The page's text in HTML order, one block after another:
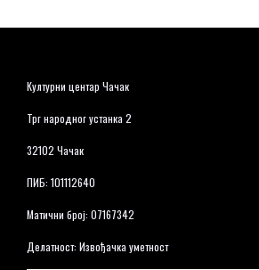
Културни центар Чачак
Трг народног устанка 2
32102 Чачак
ПИБ: 101112640
Матични број: 07167342
Делатност: Извођачка уметност